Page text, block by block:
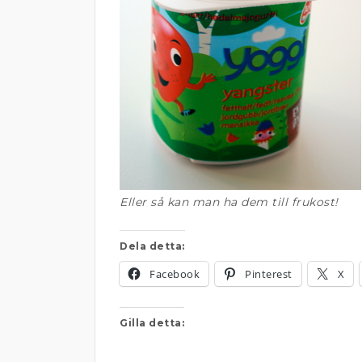
Eller så kan man ha dem till frukost!
Dela detta:
Facebook Pinterest X
Gilla detta: